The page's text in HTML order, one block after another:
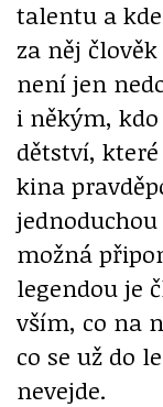
talentu a
za něj
není jen
i někým,
dětství,
kina
možná
legendou je
vším, co na
co se už do
nevejde.